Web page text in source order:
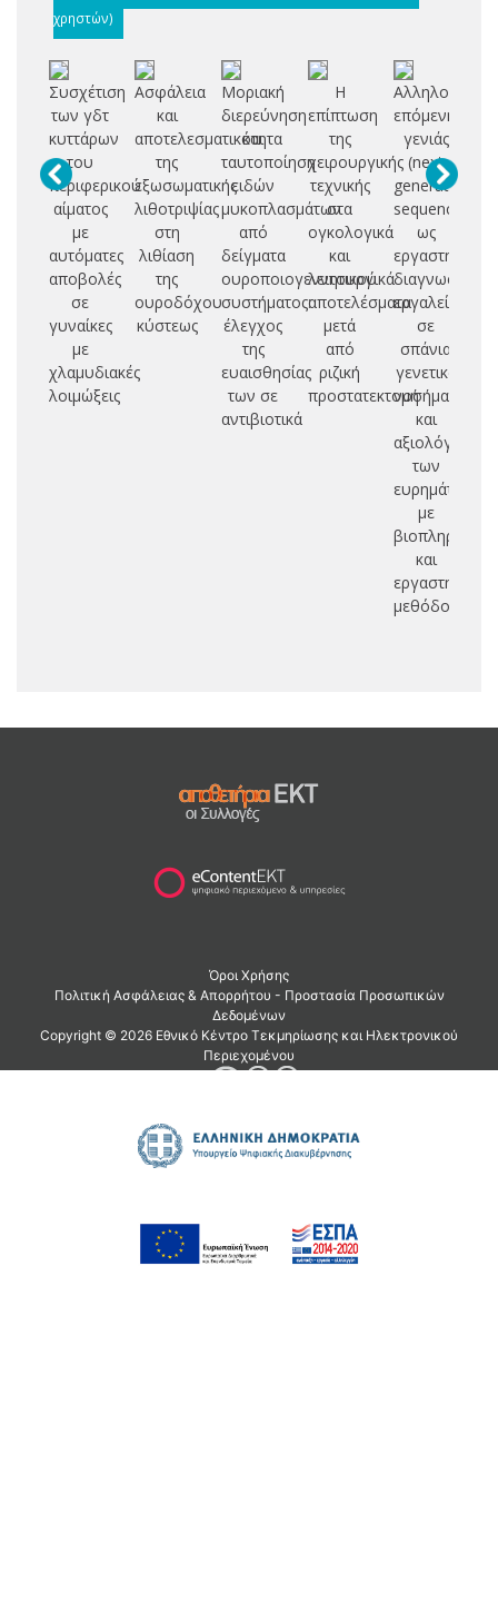
χρηστών)
Συσχέτιση
των γδτ
κυττάρων
του
περιφερικού
αίματος
με
αυτόματες
αποβολές
σε
γυναίκες
με
χλαμυδιακές
λοιμώξεις
Ασφάλεια
και
αποτελεσματικότητα
της
εξωσωματικής
λιθοτριψίας
στη
λιθίαση
της
ουροδόχου
κύστεως
Μοριακή
διερεύνηση
και
ταυτοποίηση
ειδών
μυκοπλασμάτων
από
δείγματα
ουροποιογεννητικού
συστήματος:
έλεγχος
της
ευαισθησίας
των σε
αντιβιοτικά
Η
επίπτωση
της
χειρουργικής
τεχνικής
στα
ογκολογικά
και
λειτουργικά
αποτελέσματα
μετά
από
ριζική
προστατεκτομή
Αλληλούχηση
επόμενης
γενιάς
(next
generation
sequencing)
ως
εργαστηριακό
διαγνωστικό
εργαλείο
σε
σπάνια
γενετικά
νοσήματα
και
αξιολόγηση
των
ευρημάτων
με
και
εργαστηριακές
μεθόδους